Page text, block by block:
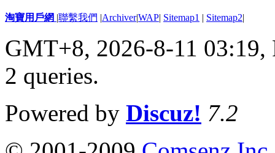
淘寶用戶網 |聯繫我們 |Archiver|WAP| Sitemap1 | Sitemap2|
GMT+8, 2026-8-11 03:19,
2 queries.
Powered by Discuz! 7.2